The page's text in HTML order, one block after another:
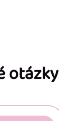
otázky